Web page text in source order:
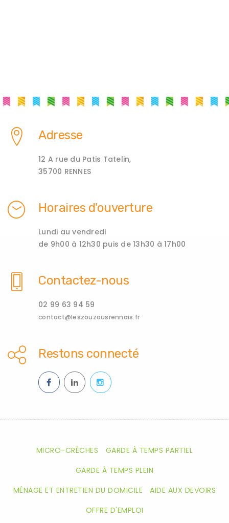
Adresse
12 A rue du Patis Tatelin,
35700 RENNES
Horaires d'ouverture
Lundi au vendredi
de 9h00 à 12h30 puis de 13h30 à 17h00
Contactez-nous
02 99 63 94 59
contact@leszouzousrennais.fr
Restons connecté
MICRO-CRÈCHES
GARDE À TEMPS PARTIEL
GARDE À TEMPS PLEIN
MÉNAGE ET ENTRETIEN DU DOMICILE
AIDE AUX DEVOIRS
OFFRE D'EMPLOI